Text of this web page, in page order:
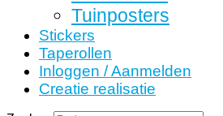
Tuinposters
Stickers
Taperollen
Inloggen / Aanmelden
Creatie realisatie